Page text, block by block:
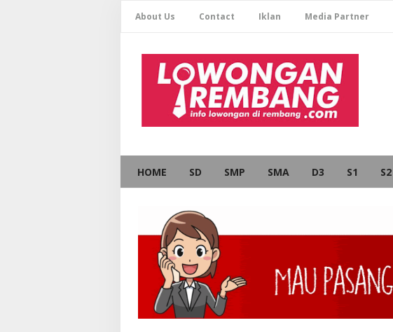
About Us Contact Iklan Media Partner
HOME SD SMP SMA D3 S1 S2